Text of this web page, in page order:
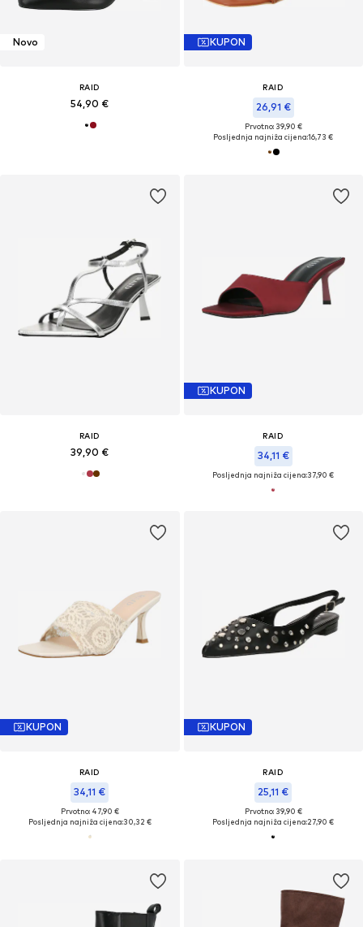
Novo
RAID
54,90 €
KUPON
RAID
26,91 €
Prvotno: 39,90 €
Posljednja najniža cijena:16,73 €
RAID
39,90 €
KUPON
RAID
34,11 €
Posljednja najniža cijena:37,90 €
KUPON
RAID
34,11 €
Prvotno: 47,90 €
Posljednja najniža cijena:30,32 €
KUPON
RAID
25,11 €
Prvotno: 39,90 €
Posljednja najniža cijena:27,90 €